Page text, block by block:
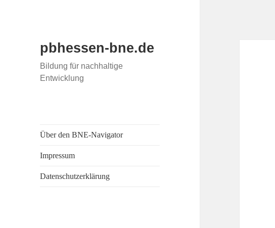
pbhessen-bne.de
Bildung für nachhaltige
Entwicklung
Über den BNE-Navigator
Impressum
Datenschutzerklärung